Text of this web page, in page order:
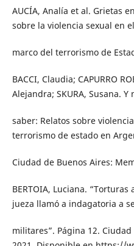
AUCÍA, Analía et al. Grietas
sobre la violencia sexual en el
marco del terrorismo de
BACCI, Claudia; CAPURRO
Alejandra; SKURA, Susana.
saber: Relatos sobre
terrorismo de estado en
Ciudad de Buenos Aires:
BERTOIA, Luciana.
jueza llamó a indagatoria a
militares”. Página 12.